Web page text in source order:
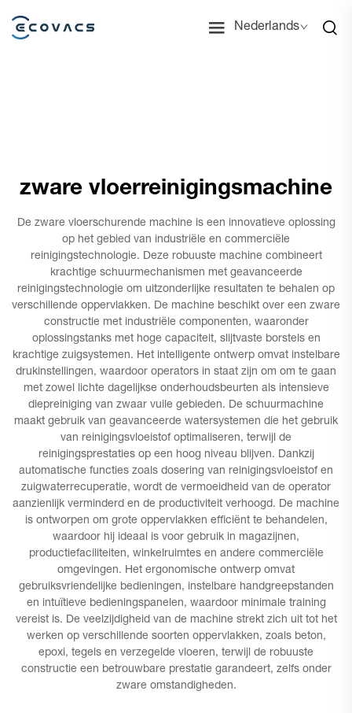
Nederlands
zware vloerreinigingsmachine
De zware vloerschurende machine is een innovatieve oplossing
op het gebied van industriële en commerciële
reinigingstechnologie. Deze robuuste machine combineert
krachtige schuurmechanismen met geavanceerde
reinigingstechnologie om uitzonderlijke resultaten te behalen op
verschillende oppervlakken. De machine beschikt over een zware
constructie met industriële componenten, waaronder
oplossingstanks met hoge capaciteit, slijtvaste borstels en
krachtige zuigsystemen. Het intelligente ontwerp omvat instelbare
drukinstellingen, waardoor operators in staat zijn om om te gaan
met zowel lichte dagelijkse onderhoudsbeurten als intensieve
diepreiniging van zwaar vuile gebieden. De schuurmachine
maakt gebruik van geavanceerde watersystemen die het gebruik
van reinigingsvloeistof optimaliseren, terwijl de
reinigingsprestaties op een hoog niveau blijven. Dankzij
automatische functies zoals dosering van reinigingsvloeistof en
zuigwaterrecuperatie, wordt de vermoeidheid van de operator
aanzienlijk verminderd en de productiviteit verhoogd. De machine
is ontworpen om grote oppervlakken efficiënt te behandelen,
waardoor hij ideaal is voor gebruik in magazijnen,
productiefaciliteiten, winkelruimtes en andere commerciële
omgevingen. Het ergonomische ontwerp omvat
gebruiksvriendelijke bedieningen, instelbare handgreepstanden
en intuïtieve bedieningspanelen, waardoor minimale training
vereist is. De veelzijdigheid van de machine strekt zich uit tot het
werken op verschillende soorten oppervlakken, zoals beton,
epoxi, tegels en verzegelde vloeren, terwijl de robuuste
constructie een betrouwbare prestatie garandeert, zelfs onder
zware omstandigheden.